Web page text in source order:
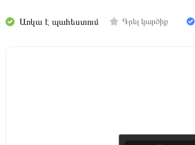
Առկա է պահեստում Գրել կարծիք